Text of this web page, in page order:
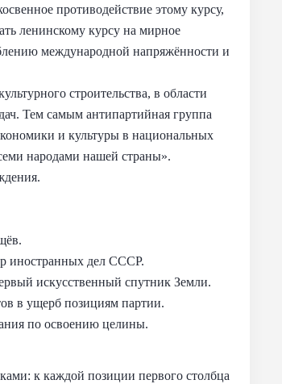
противодействие этому курсу,
ленинскому курсу на мирное
международной напряжённости и
строительства, в области
Тем самым антипартийная группа
и культуры в национальных
народами нашей страны».
иностранных дел СССР.
искусственный спутник Земли.
в ущерб позициям партии.
по освоению целины.
к каждой позиции первого столбца